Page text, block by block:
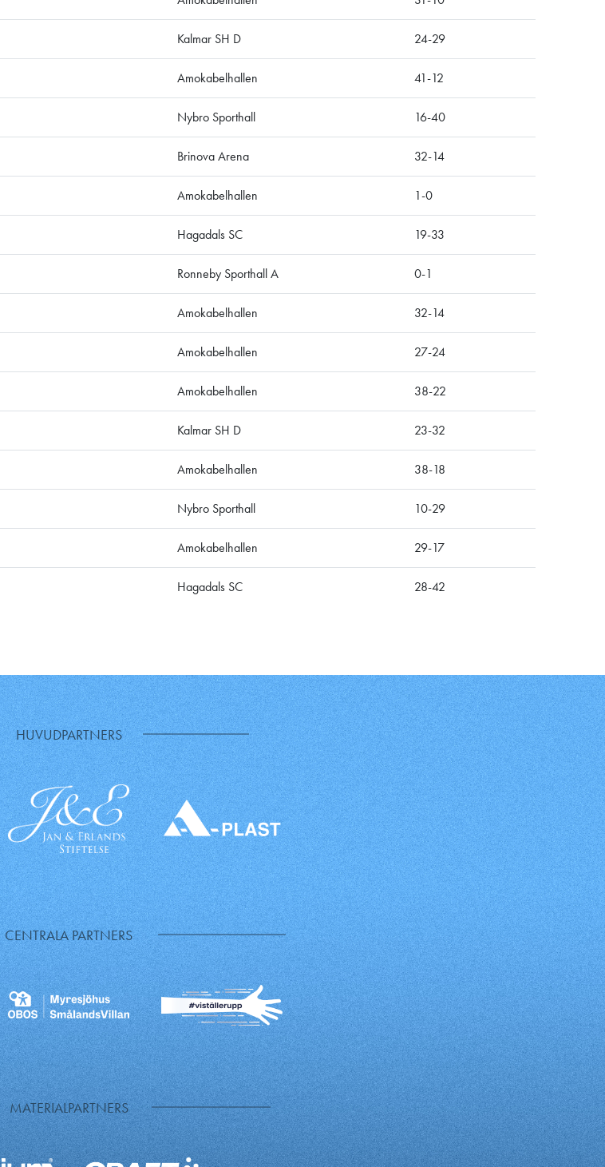
Kalmar SH D 24-29
Amokabelhallen 41-12
Nybro Sporthall 16-40
Brinova Arena 32-14
Amokabelhallen 1-0
Hagadals SC 19-33
Ronneby Sporthall A 0-1
Amokabelhallen 32-14
Amokabelhallen 27-24
Amokabelhallen 38-22
Kalmar SH D 23-32
Amokabelhallen 38-18
Nybro Sporthall 10-29
Amokabelhallen 29-17
Hagadals SC 28-42
HUVUDPARTNERS
CENTRALA PARTNERS
MATERIALPARTNERS